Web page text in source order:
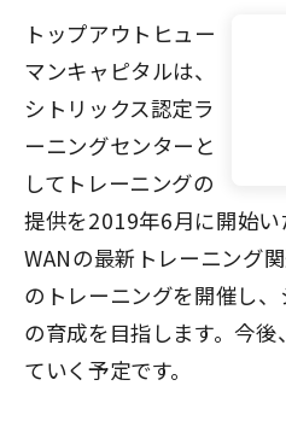
トップアウトヒュー
マンキャピタルは、
シトリックス認定ラ
ーニングセンターと
してトレーニングの
提供を2019年6月に開始
WANの最新トレーニング
のトレーニングを開催し
の育成を目指します。今
ていく予定です。